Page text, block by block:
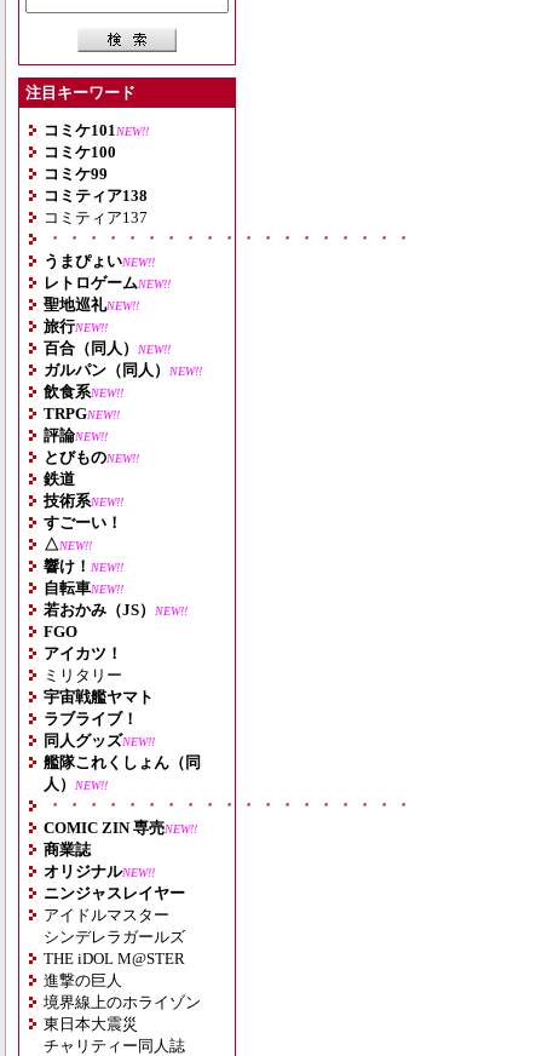
注目キーワード
コミケ101 NEW!!
コミケ100
コミケ99
コミティア138
コミティア137
・・・・・・・・・・・・・・・・・・・
うまぴょいNEW!!
レトロゲームNEW!!
聖地巡礼NEW!!
旅行NEW!!
百合（同人） NEW!!
ガルパン（同人） NEW!!
飲食系NEW!!
TRPGNEW!!
評論NEW!!
とびものNEW!!
鉄道
技術系NEW!!
すごーい！
△NEW!!
響け！ NEW!!
自転車NEW!!
若おかみ（JS） NEW!!
FGO
アイカツ！
ミリタリー
宇宙戦艦ヤマト
ラブライブ！
同人グッズNEW!!
艦隊これくしょん（同
人）
NEW!!
・・・・・・・・・・・・・・・・・・・
COMIC ZIN 専売NEW!!
商業誌
オリジナルNEW!!
ニンジャスレイヤー
アイドルマスター
シンデレラガールズ
THE iDOL M@STER
進撃の巨人
境界線上のホライゾン
東日本大震災
チャリティー同人誌